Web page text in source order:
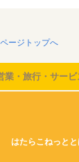
ページトップへ
業・旅行・サービ
はたらこねっと